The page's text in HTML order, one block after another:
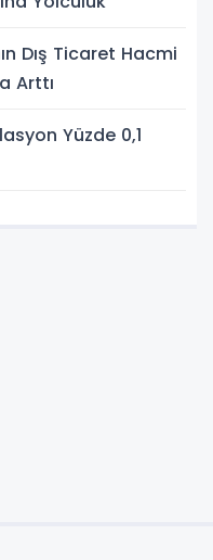
Dış Ticaret Hacmi
Arttı
Yüzde 0,1